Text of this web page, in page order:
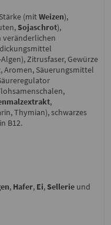
(mitWeizen),
Sojaschrot),
veränderlichen
Zitrusfaser, Gewürze
Aromen, Säuerungsmittel
,
Thymian), schwarzes
B12.
, Hafer, Ei,Sellerieund